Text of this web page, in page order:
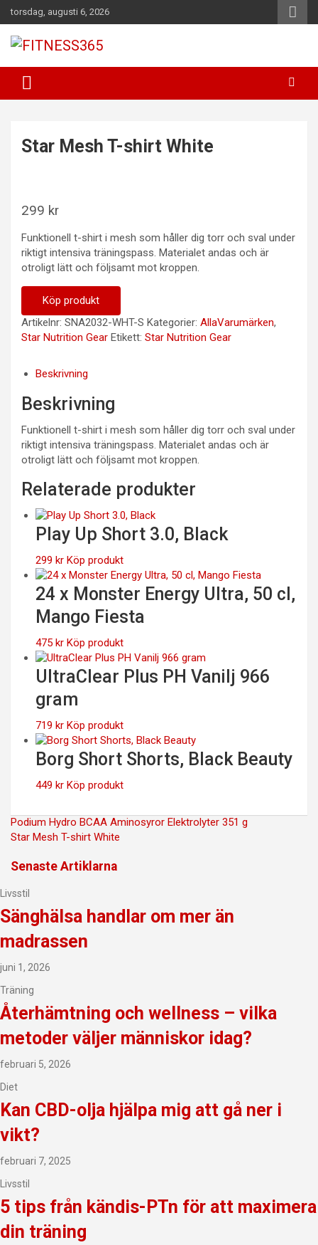
Hoppa
till
innehåll
torsdag, augusti 6, 2026
FITNESS365
Star Mesh T-shirt White
299 kr
Funktionell t-shirt i mesh som håller dig torr och sval under
riktigt intensiva träningspass. Materialet andas och är
otroligt lätt och följsamt mot kroppen.
Köp produkt
Artikelnr: SNA2032-WHT-S Kategorier: AllaVarumärken,
Star Nutrition Gear Etikett: Star Nutrition Gear
Beskrivning
Beskrivning
Funktionell t-shirt i mesh som håller dig torr och sval under
riktigt intensiva träningspass. Materialet andas och är
otroligt lätt och följsamt mot kroppen.
Relaterade produkter
Play Up Short 3.0, Black
299 kr Köp produkt
24 x Monster Energy Ultra, 50 cl,
Mango Fiesta
475 kr Köp produkt
UltraClear Plus PH Vanilj 966
gram
719 kr Köp produkt
Borg Short Shorts, Black Beauty
449 kr Köp produkt
Inläggsnavigering
Podium Hydro BCAA Aminosyror Elektrolyter 351 g
Star Mesh T-shirt White
Senaste Artiklarna
Livsstil
Sänghälsa handlar om mer än
madrassen
juni 1, 2026
Träning
Återhämtning och wellness – vilka
metoder väljer människor idag?
februari 5, 2026
Diet
Kan CBD-olja hjälpa mig att gå ner i
vikt?
februari 7, 2025
Livsstil
5 tips från kändis-PTn för att maximera
din träning